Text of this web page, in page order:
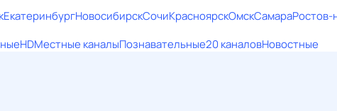
ЕкатеринбургНовосибирскСочиКрасноярскОмскСамара
HDМестные каналыПознавательные20 каналовНовостные